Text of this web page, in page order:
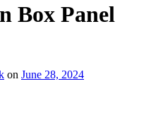
Box Panel
on June 28, 2024